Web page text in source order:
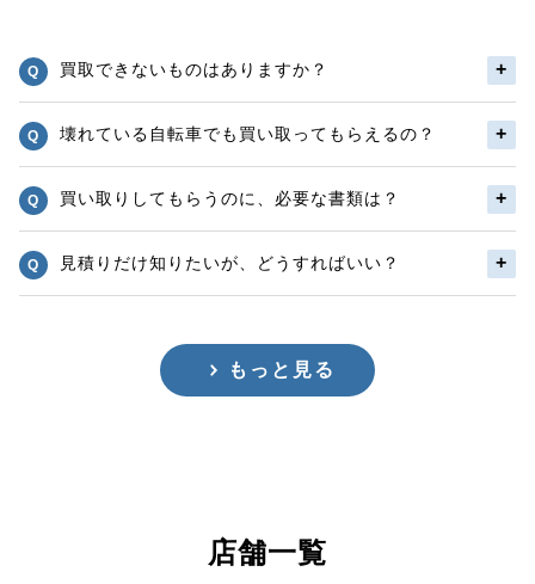
買取できないものはありますか？
壊れている自転車でも買い取ってもらえるの？
買い取りしてもらうのに、必要な書類は？
見積りだけ知りたいが、どうすればいい？
もっと見る
店舗一覧